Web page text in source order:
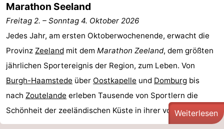
Marathon Seeland
Freitag 2. – Sonntag 4. Oktober 2026
Jedes Jahr, am ersten Oktoberwochenende, erwacht die
Provinz Zeeland mit dem Marathon Zeeland, dem größten
jährlichen Sportereignis der Region, zum Leben. Von
Burgh-Haamstede über Oostkapelle und Domburg bis
nach Zoutelande erleben Tausende von Sportlern die
Schönheit der zeeländischen Küste in ihrer vollen ...Weiterlesen